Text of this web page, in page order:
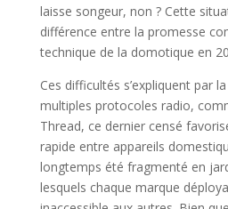
laisse songeur, non ? Cette
différence entre la promesse
technique de la domotique en
Ces difficultés s’expliquent par
multiples protocoles radio,
Thread, ce dernier censé
rapide entre appareils
longtemps été fragmenté en
lesquels chaque marque